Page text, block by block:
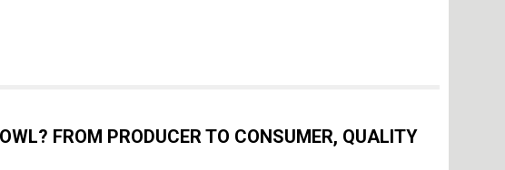
FROM PRODUCER TO CONSUMER, QUALITY